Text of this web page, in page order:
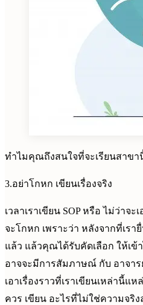
ทำไมคุณถึงสนใจที่จะเรียนสาขา
3.อย่าโกหก เขียนเรื่องจริง
เวลาเราเขียน SOP หรือ ไม่ว่าจ
จะโกหก เพราะว่า หลังจากที่เรา
แล้ว แล้วคุณได้รับคัดเลือก ให้เข้
อาจจะมีการสัมภาษณ์ กับ อาจาร
เอาเรื่องราวที่เราเขียนเหล่านี้แ
ควร เขียน อะไรที่ไม่ใช่ความจริ